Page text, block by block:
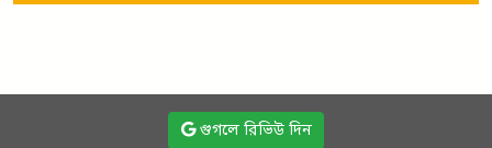
গুগলে রিভিউ দিন